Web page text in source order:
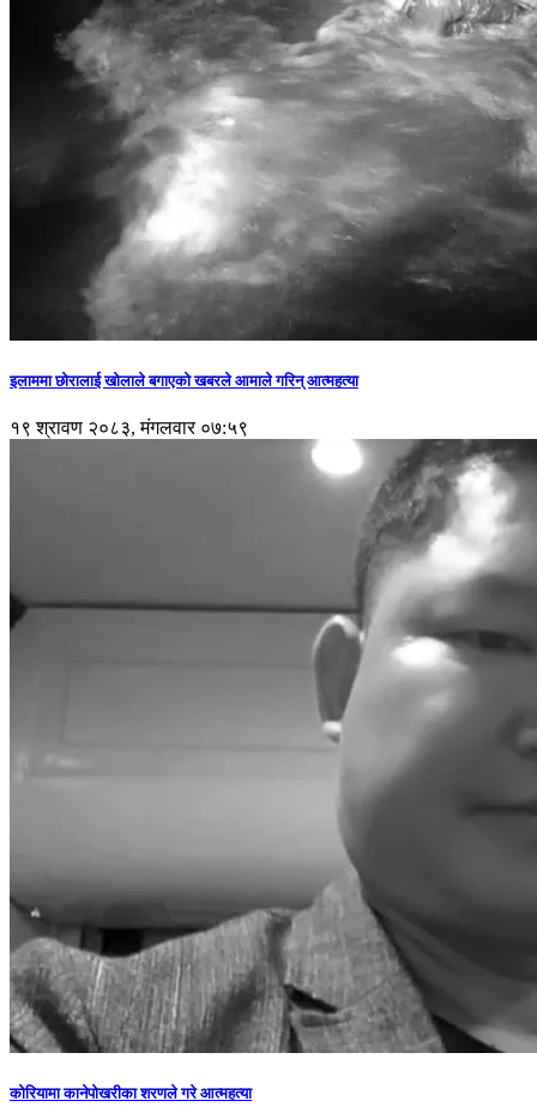
इलाममा छोरालाई खोलाले बगाएकाे खबरले आमाले गरिन् आत्महत्या
१९ श्रावण २०८३, मंगलवार ०७:५९
कोरियामा कानेपोखरीका शरणले गरे आत्महत्या